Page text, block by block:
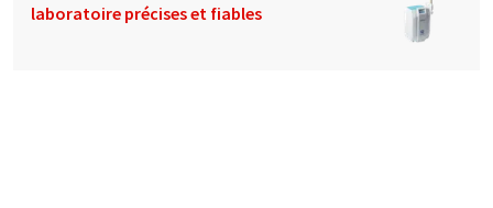
laboratoire précises et fiables